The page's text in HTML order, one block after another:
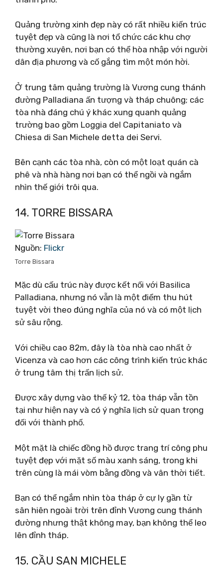
Quảng trường xinh đẹp này có rất nhiều kiến ​​trúc
tuyệt đẹp và cũng là nơi tổ chức các khu chợ
thường xuyên, nơi bạn có thể hòa nhập với người
dân địa phương và cố gắng tìm một món hời.
Ở trung tâm quảng trường là Vương cung thánh
đường Palladiana ấn tượng và tháp chuông; các
tòa nhà đáng chú ý khác xung quanh quảng
trường bao gồm Loggia del Capitaniato và
Chiesa di San Michele detta dei Servi.
Bên cạnh các tòa nhà, còn có một loạt quán cà
phê và nhà hàng nơi bạn có thể ngồi và ngắm
nhìn thế giới trôi qua.
14. TORRE BISSARA
Nguồn: Flickr
Torre Bissara
Mặc dù cấu trúc này được kết nối với Basilica
Palladiana, nhưng nó vẫn là một điểm thu hút
tuyệt vời theo đúng nghĩa của nó và có một lịch
sử sâu rộng.
Với chiều cao 82m, đây là tòa nhà cao nhất ở
Vicenza và cao hơn các công trình kiến ​​trúc khác
ở trung tâm thị trấn lịch sử.
Được xây dựng vào thế kỷ 12, tòa tháp vẫn tồn
tại như hiện nay và có ý nghĩa lịch sử quan trọng
đối với thành phố.
Một mặt là chiếc đồng hồ được trang trí công phu
tuyệt đẹp với mặt số màu xanh sáng, trong khi
trên cùng là mái vòm bằng đồng và vân thời tiết.
Bạn có thể ngắm nhìn tòa tháp ở cự ly gần từ
sân hiên ngoài trời trên đỉnh Vương cung thánh
đường nhưng thật không may, bạn không thể leo
lên đỉnh tháp.
15. CẦU SAN MICHELE